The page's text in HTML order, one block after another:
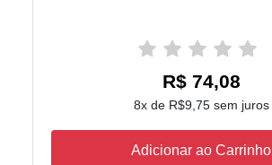
R$ 74,08
8x de R$9,75 sem juros
Adicionar ao Carrinho